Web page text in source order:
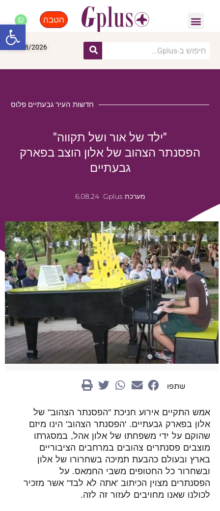
הטבה
09/08/2026
חדשות העיר גבעתיים פלוס
"ילד של אור ושל תקווה"
הפסנתר הצהוב של אלון הוצב בפארק
גבעתיים
מערכת Gplus 6.08.24
שתפו
אמש התקיים אירוע חניכת "הפסנתר הצהוב" של
אלון בפארק גבעתיים. 'הפסנתר הצהוב' הינו מיזם
שהוקם על ידי משפחתו של אלון אהל, במסגרתו
מוצבים פסנתרים צהובים במרחבים הציבוריים
בארץ ובעולם כהבעת תמיכה בשחרורו של אלון
ובשחרור כל החטופים משבי החמאס. על
הפסנתרים מצוין הכיתוב 'אתה לא לבד' אשר מזכיר
לכולנו שאנו מחויבים לעזור זה לזה.
פתח